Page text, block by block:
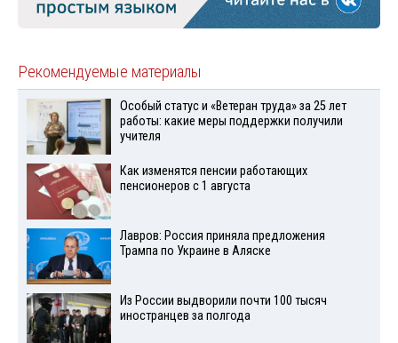
Рекомендуемые материалы
Особый статус и «Ветеран труда» за 25 лет
работы: какие меры поддержки получили
учителя
Как изменятся пенсии работающих
пенсионеров с 1 августа
Лавров: Россия приняла предложения
Трампа по Украине в Аляске
Из России выдворили почти 100 тысяч
иностранцев за полгода